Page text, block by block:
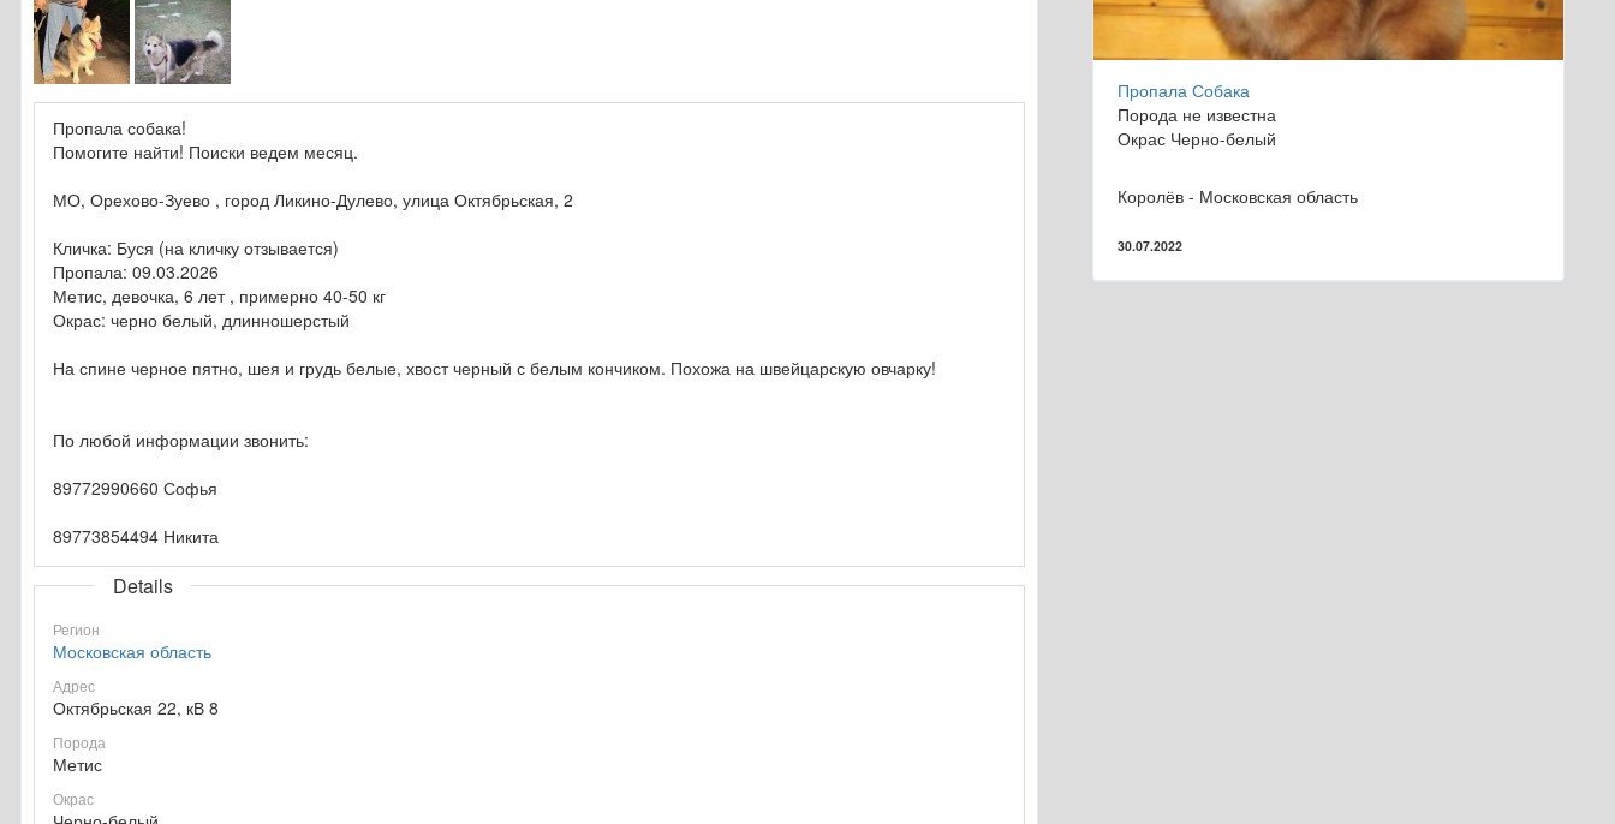
Пропала собака!
Помогите найти! Поиски ведем месяц.
МО, Орехово-Зуево , город Ликино-Дулево, улица Октябрьская, 2
Кличка: Буся (на кличку отзывается)
Пропала: 09.03.2026
Метис, девочка, 6 лет , примерно 40-50 кг
Окрас: черно белый, длинношерстый
На спине черное пятно, шея и грудь белые, хвост черный с белым кончиком. Похожа на швейцарскую овчарку!
По любой информации звонить:
89772990660 Софья
89773854494 Никита
Details
Регион
Московская область
Адрес
Октябрьская 22, кВ 8
Порода
Метис
Окрас
Пропала Собака
Порода не известна
Окрас Черно-белый
Королёв - Московская область
30.07.2022